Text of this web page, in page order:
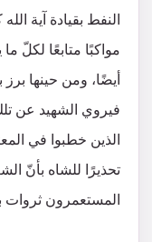
النفط بقيادة آية
مواكبًا متابعًا لكلّ
أيضًا، ومن حينها
فيروي الشهيد عن
الذين خطبوا في
تحذيرًا للشاه بأنّ
المستعمرون ثروات